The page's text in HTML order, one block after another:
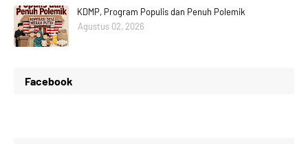
KDMP, Program Populis dan Penuh Polemik
Agustus 02, 2026
Facebook